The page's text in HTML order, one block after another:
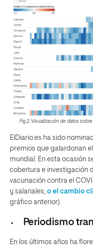
Fig 2. Visualización de datos
ElDiario.es ha sido
premios que galardonan
mundial. En esta ocasión
cobertura e investigación
vacunación contra el
y salariales; o el cambio
gráfico anterior).
Periodismo
En los últimos años ha